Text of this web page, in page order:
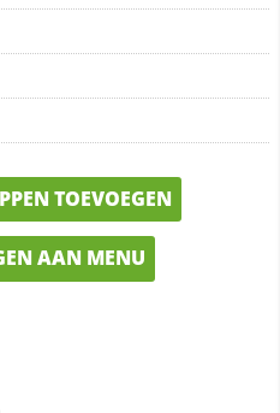
TOEVOEGEN
AAN MENU